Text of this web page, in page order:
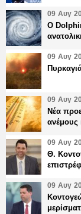
09 Αυγ
Ο
09 Αυγ
09 Αυγ
Νέα
ανέμους
09 Αυγ
Θ.
09 Αυγ